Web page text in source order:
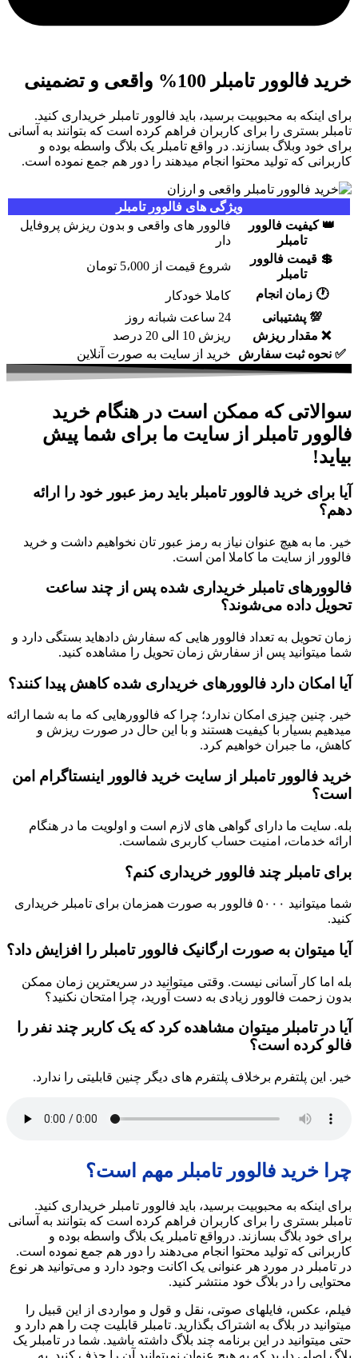
خرید فالوور تامبلر 100% واقعی و تضمینی
برای اینکه به محبوبیت برسید، باید فالوور تامبلر خریداری کنید.
تامبلر بستری را برای کاربران فراهم کرده است که بتوانند به آسانی
برای خود وبلاگ بسازند. در واقع تامبلر یک بلاگ واسطه بوده و
کاربرانی که تولید محتوا انجام میدهند را دور هم جمع نموده است.
ویژگی های فالوور تامبلر
👑 کیفیت فالوور
تامبلر
فالوور های واقعی و بدون ریزش پروفایل
دار
💲 قیمت فالوور
تامبلر
شروع قیمت از 5،000 تومان
🕐 زمان انجام
کاملا خودکار
💯 پشتیبانی
24 ساعت شبانه روز
❌ مقدار ریزش
ریزش 10 الی 20 درصد
✅ نحوه ثبت سفارش خرید از سایت به صورت آنلاین
سوالاتی که ممکن است در هنگام خرید
فالوور تامبلر از سایت ما برای شما پیش
بیاید!
آیا برای خرید فالوور تامبلر باید رمز عبور خود را ارائه
دهم؟
خیر. ما به هیچ عنوان نیاز به رمز عبور تان نخواهیم داشت و خرید
فالوور از سایت ما کاملا امن است.
فالوور‌های تامبلر خریداری شده پس از چند ساعت
تحویل داده می‌شوند؟
زمان تحویل به تعداد فالوور‌ هایی که سفارش دادهاید بستگی دارد و
شما میتوانید پس از سفارش زمان تحویل را مشاهده کنید.
آیا امکان دارد فالوورهای خریداری شده کاهش پیدا کنند؟
خیر. چنین چیزی امکان ندارد؛ چرا که فالوور‌هایی که ما به شما ارائه
میدهیم بسیار با کیفیت هستند و با این حال در صورت ریزش و
کاهش، ما جبران خواهیم کرد.
خرید فالوور تامبلر از سایت خرید فالوور اینستاگرام امن
است؟
بله. سایت ما دارای گواهی‌ های لازم است و اولویت ما در هنگام
ارائه خدمات، امنیت حساب کاربری شماست.
برای تامبلر چند فالوور خریداری کنم؟
شما میتوانید ۵۰۰۰ فالوور به صورت همزمان برای تامبلر خریداری
کنید.
آیا میتوان به صورت ارگانیک فالوور تامبلر را افزایش داد؟
بله اما کار آسانی نیست. وقتی میتوانید در سریعترین زمان ممکن
بدون زحمت فالوور زیادی به‌ دست آورید، چرا امتحان نکنید؟
آیا در تامبلر میتوان مشاهده کرد که یک کاربر چند نفر را
فالو کرده است؟
خیر. این پلتفرم برخلاف پلتفرم‌ های دیگر چنین قابلیتی را ندارد.
چرا خرید فالوور تامبلر مهم است؟
برای اینکه به محبوبیت برسید، باید فالوور تامبلر خریداری کنید.
تامبلر بستری را برای کاربران فراهم کرده است که بتوانند به آسانی
برای خود بلاگ بسازند. درواقع تامبلر یک بلاگ واسطه بوده و
کاربرانی که تولید محتوا انجام می‌دهند را دور هم جمع نموده است.
در تامبلر در مورد هر عنوانی یک اکانت وجود دارد و می‌توانید هر نوع
محتوایی را در بلاگ خود منتشر کنید.
فیلم، عکس، فایلهای صوتی، نقل‌ و قول و مواردی از این قبیل را
میتوانید در بلاگ به اشتراک بگذارید. تامبلر قابلیت چت را هم دارد و
حتی میتوانید در این برنامه چند بلاگ داشته باشید. شما در تامبلر یک
بلاگ اصلی دارید که به هیچ عنوان نمیتوانید آن را حذف کنید. به